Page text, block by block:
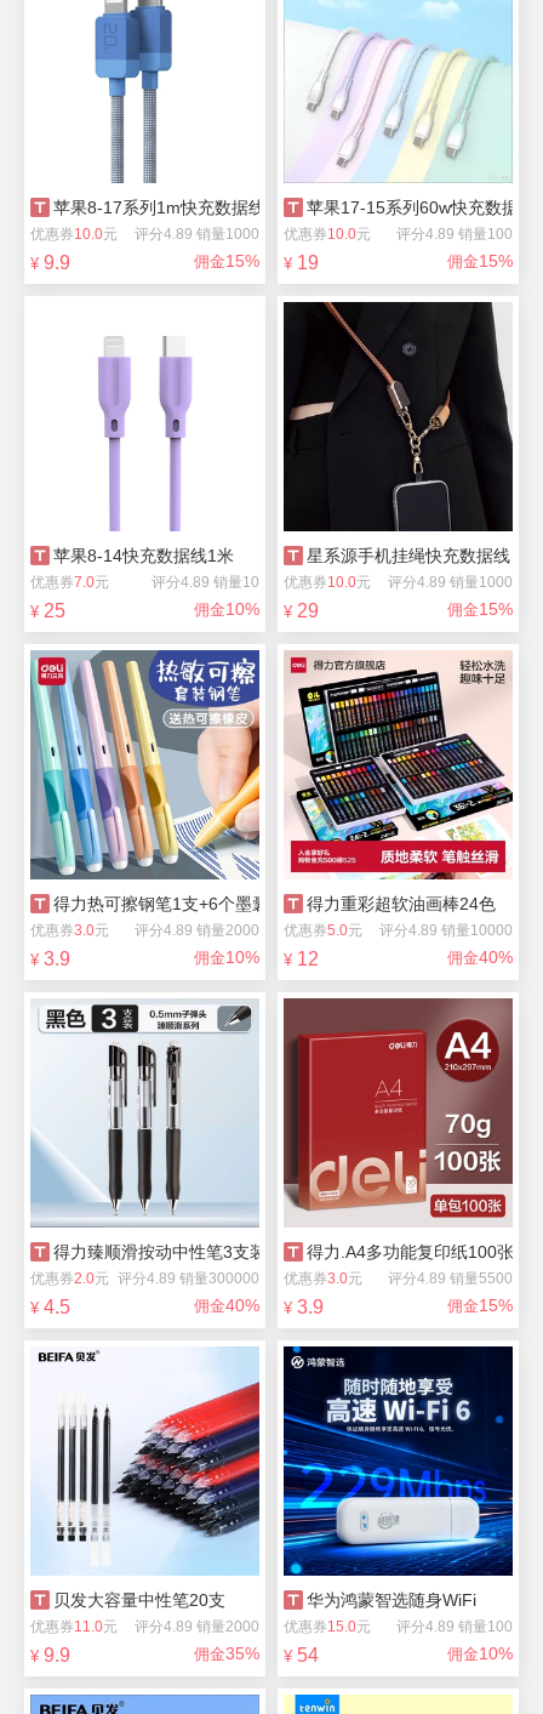
苹果8-17系列1m快充数据线编织线
优惠券10.0元 评分4.89 销量1000
¥ 9.9 佣金15%
苹果17-15系列60w快充数据线
优惠券10.0元 评分4.89 销量100
¥ 19 佣金15%
苹果8-14快充数据线1米
优惠券7.0元 评分4.89 销量10
¥ 25 佣金10%
星系源手机挂绳快充数据线
优惠券10.0元 评分4.89 销量1000
¥ 29 佣金15%
得力热可擦钢笔1支+6个墨囊
优惠券3.0元 评分4.89 销量2000
¥ 3.9 佣金10%
得力重彩超软油画棒24色
优惠券5.0元 评分4.89 销量10000
¥ 12 佣金40%
得力臻顺滑按动中性笔3支装
优惠券2.0元 评分4.89 销量300000
¥ 4.5 佣金40%
得力.A4多功能复印纸100张
优惠券3.0元 评分4.89 销量5500
¥ 3.9 佣金15%
贝发大容量中性笔20支
优惠券11.0元 评分4.89 销量2000
¥ 9.9 佣金35%
华为鸿蒙智选随身WiFi
优惠券15.0元 评分4.89 销量100
¥ 54 佣金10%